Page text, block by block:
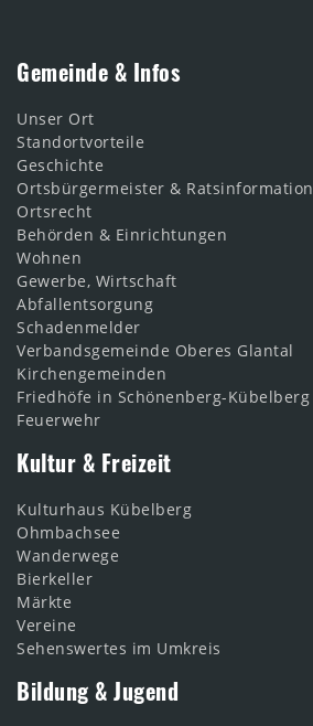
Gemeinde & Infos
Unser Ort
Standortvorteile
Geschichte
Ortsbürgermeister & Ratsinformation
Ortsrecht
Behörden & Einrichtungen
Wohnen
Gewerbe, Wirtschaft
Abfallentsorgung
Schadenmelder
Verbandsgemeinde Oberes Glantal
Kirchengemeinden
Friedhöfe in Schönenberg-Kübelberg
Feuerwehr
Kultur & Freizeit
Kulturhaus Kübelberg
Ohmbachsee
Wanderwege
Bierkeller
Märkte
Vereine
Sehenswertes im Umkreis
Bildung & Jugend